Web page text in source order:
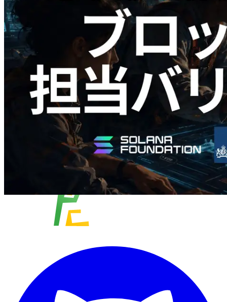
Validators Solutions、Solana ブロックア
ナライザーを公開 — slot 単位のブロッ
ク生成時間と担当バリデータを視覚化
この記事を読む
さらに読み込む